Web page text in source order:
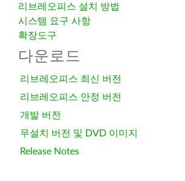
리브레오피스 설치 방법
시스템 요구 사항
확장도구
다운로드
리브레오피스 최신 버전
리브레오피스 안정 버전
개발 버전
무설치 버전 및 DVD 이미지
Release Notes